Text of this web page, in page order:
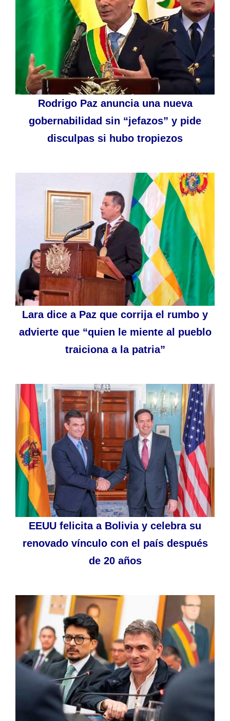
Rodrigo Paz anuncia una nueva
gobernabilidad sin “jefazos” y pide
disculpas si hubo tropiezos
Lara dice a Paz que corrija el rumbo y
advierte que “quien le miente al pueblo
traiciona a la patria”
EEUU felicita a Bolivia y celebra su
renovado vínculo con el país después
de 20 años